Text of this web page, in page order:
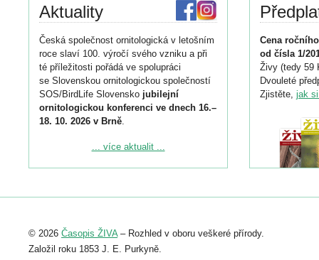
Aktuality
Česká společnost ornitologická v letošním
roce slaví 100. výročí svého vzniku a při
té příležitosti pořádá ve spolupráci
se Slovenskou ornitologickou společností
SOS/BirdLife Slovensko jubilejní
ornitologickou konferenci ve dnech 16.–
18. 10. 2026 v Brně.
Podrobnější informace ke konferenci
Registrovat se můžete do 6. září.
abstraktu přihlášené přednášky nebo
posteru je už 30. června.
... více aktualit ...
Cena
od čísla 1/
Živy (tedy 59
Dvouleté
Zjistěte, jak
© 2026 Časopis ŽIVA– Rozhled v oboru veškeré přírody.
Založil roku 1853 J. E. Purkyně.